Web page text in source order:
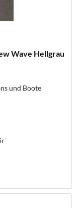
Wave Hellgrau
und Boote